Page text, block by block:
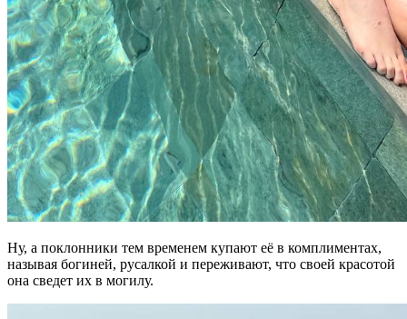
Ну, а поклонники тем временем купают её в комплиментах,
называя богиней, русалкой и переживают, что своей красотой
она сведет их в могилу.